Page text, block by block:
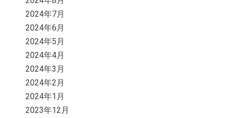
2024年7月
2024年6月
2024年5月
2024年4月
2024年3月
2024年2月
2024年1月
2023年12月